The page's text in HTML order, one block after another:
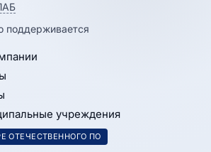
поддерживается
учреждения
ОТЕЧЕСТВЕННОГО ПО